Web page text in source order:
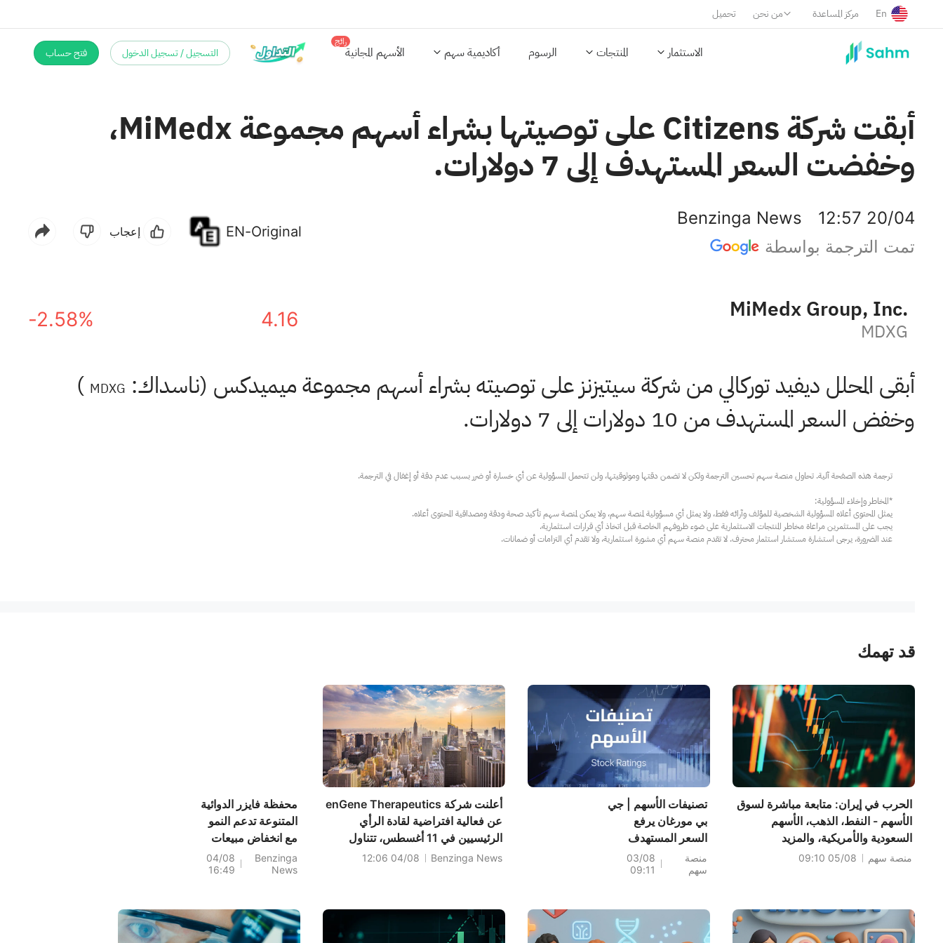
تحميل من نحن مركز المساعدة En
الاستثمار المنتجات الرسوم أكاديمية سهم الأسهم المجانية
رائج
التسجيل / تسجيل الدخول فتح حساب
أبقت شركة Citizens على توصيتها بشراء أسهم مجموعة MiMedx،
وخفضت السعر المستهدف إلى 7 دولارات.
Benzinga News
12:57 20/04
تمت الترجمة بواسطة
EN-Original إعجاب
MiMedx Group, Inc.
MDXG
4.16
-2.58%
أبقى المحلل ديفيد توركالي من شركة سيتيزنز على توصيته بشراء أسهم مجموعة ميميدكس (ناسداك: MDXG
)
وخفض السعر المستهدف من 10 دولارات إلى 7 دولارات.
عند الضرورة، يرجى استشارة مستشار استثمار محترف. لا تقدم منصة سهم أي مشورة استثمارية، ولا تقدم أي التزامات أو ضمانات.
قد تهمك
الحرب في إيران: متابعة مباشرة لسوق
الأسهم - النفط، الذهب، الأسهم
السعودية والأمريكية، والمزيد
منصة سهم 05/08 09:10
تصنيفات الأسهم | جي
بي مورغان يرفع
السعر المستهدف
لسهم أمازون
(AMZN) إلى 365
Molecular
Therapeutics
منصة
سهم
03/08
09:11
أعلنت شركة enGene Therapeutics
عن فعالية افتراضية لقادة الرأي
الرئيسيين في 11 أغسطس، تتناول
المشهد العلاجي لسرطان المثانة غير
Benzinga News
04/08 12:06
محفظة فايزر الدوائية
المتنوعة تدعم النمو
مع انخفاض مبيعات
أدوية كوفيد-19
Benzinga
News
04/08
16:49